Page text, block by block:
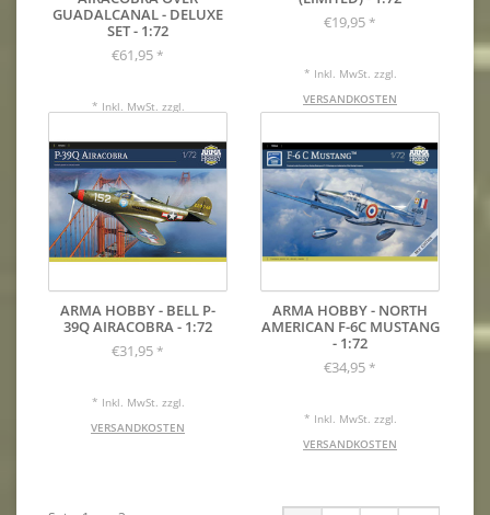
GUADALCANAL - DELUXE
SET - 1:72
€61,95 *
* Inkl. MwSt. zzgl.
€19,95 *
* Inkl. MwSt. zzgl.
VERSANDKOSTEN
ARMA HOBBY - BELL P-
39Q AIRACOBRA - 1:72
€31,95 *
* Inkl. MwSt. zzgl.
VERSANDKOSTEN
ARMA HOBBY - NORTH
AMERICAN F-6C MUSTANG
- 1:72
€34,95 *
* Inkl. MwSt. zzgl.
VERSANDKOSTEN